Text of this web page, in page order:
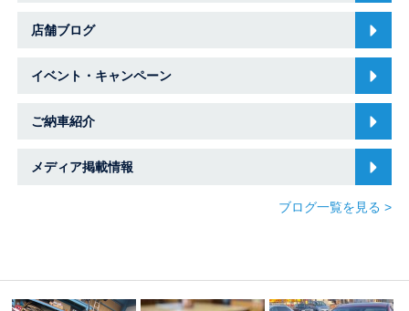
店舗ブログ
イベント・キャンペーン
ご納車紹介
メディア掲載情報
ブログ一覧を見る >